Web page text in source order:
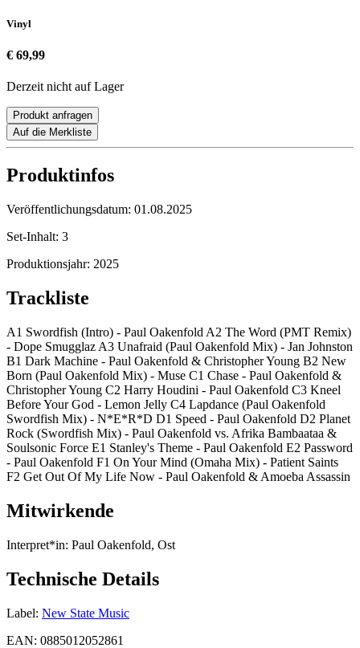
Vinyl
€ 69,99
Derzeit nicht auf Lager
Produkt anfragen
Auf die Merkliste
Produktinfos
Veröffentlichungsdatum: 01.08.2025
Set-Inhalt: 3
Produktionsjahr: 2025
Trackliste
A1 Swordfish (Intro) - Paul Oakenfold A2 The Word (PMT Remix)
- Dope Smugglaz A3 Unafraid (Paul Oakenfold Mix) - Jan Johnston
B1 Dark Machine - Paul Oakenfold & Christopher Young B2 New
Born (Paul Oakenfold Mix) - Muse C1 Chase - Paul Oakenfold &
Christopher Young C2 Harry Houdini - Paul Oakenfold C3 Kneel
Before Your God - Lemon Jelly C4 Lapdance (Paul Oakenfold
Swordfish Mix) - N*E*R*D D1 Speed - Paul Oakenfold D2 Planet
Rock (Swordfish Mix) - Paul Oakenfold vs. Afrika Bambaataa &
Soulsonic Force E1 Stanley's Theme - Paul Oakenfold E2 Password
- Paul Oakenfold F1 On Your Mind (Omaha Mix) - Patient Saints
F2 Get Out Of My Life Now - Paul Oakenfold & Amoeba Assassin
Mitwirkende
Interpret*in: Paul Oakenfold, Ost
Technische Details
Label: New State Music
EAN: 0885012052861